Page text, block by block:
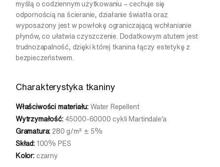
myślą o codziennym użytkowaniu – cechuje się
odpornością na ścieranie, działanie światła oraz
wyposażony jest w powłokę ograniczającą wchłanianie
płynów, co ułatwia czyszczenie. Dodatkowym atutem jest
trudnozapalność, dzięki której tkanina łączy estetykę z
bezpieczeństwem.
Charakterystyka tkaniny
Właściwości materiału: Water Repellent
Wytrzymałość: 45000-60000 cykli Martindale'a
Gramatura: 280 g/m² ± 5%
Skład: 100% PES
Kolor: czarny